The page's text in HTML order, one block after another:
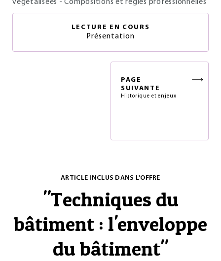
végétalisées - Compositions et règles professionnelles
LECTURE EN COURS
Présentation
PAGE
SUIVANTE
Historique et enjeux
ARTICLE INCLUS DANS L'OFFRE
"Techniques du
bâtiment : l'enveloppe
du bâtiment"